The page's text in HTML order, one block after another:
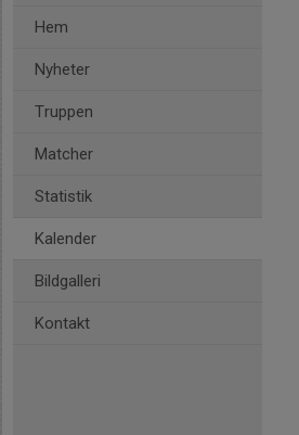
Hem
Nyheter
Truppen
Matcher
Statistik
Kalender
Bildgalleri
Kontakt